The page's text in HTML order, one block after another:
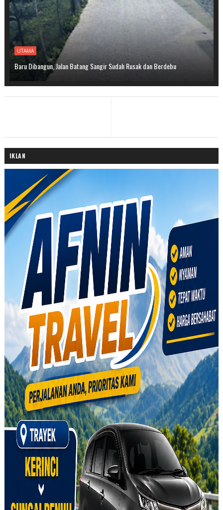
UTAMA
Baru Dibangun, Jalan Batang Sangir Sudah Rusak dan Berdebu
IKLAN